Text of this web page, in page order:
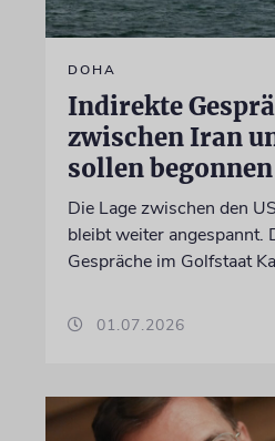
DOHA
Indirekte
zwischen Iran
sollen
Die Lage zwischen den
bleibt weiter angespannt.
Gespräche im Golfstaat
01.07.2026